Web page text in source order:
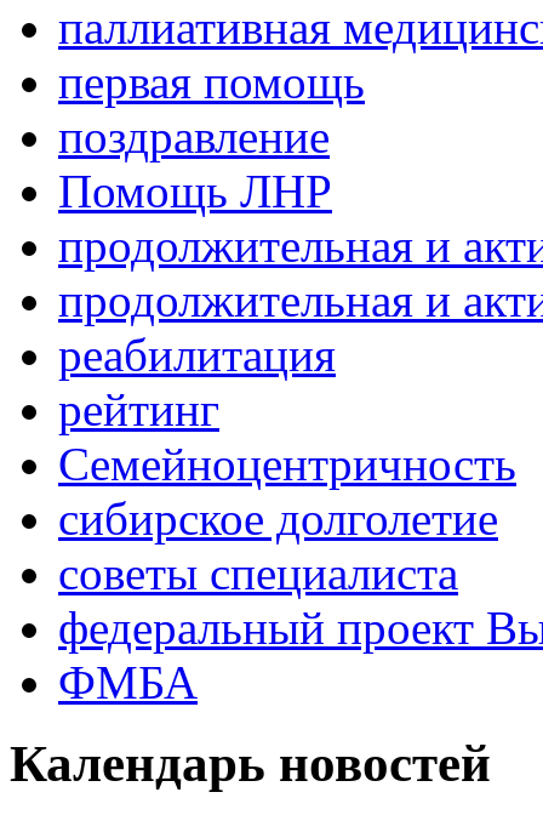
паллиативная
первая помощь
поздравление
Помощь ЛНР
продолжительная и
продолжительная и
реабилитация
рейтинг
Семейноцентричность
сибирское долголетие
советы специалиста
федеральный проект
ФМБА
Календарь новостей